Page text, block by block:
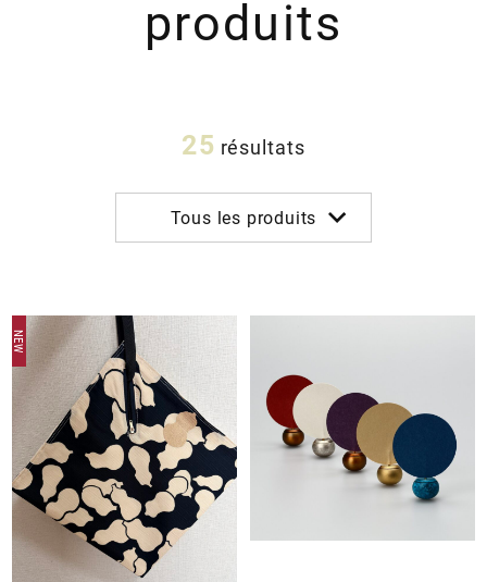
Contactez-nous
produits
25 résultats
Tous les produits
NEW